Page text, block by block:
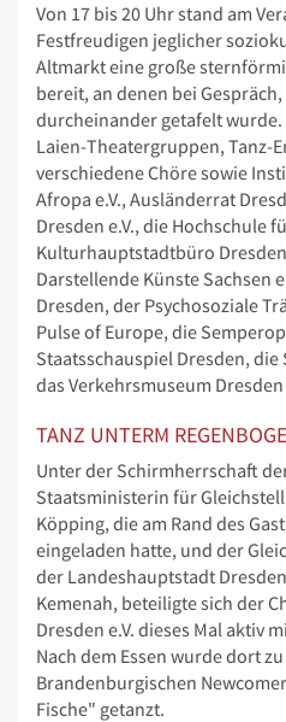
Von 17 bis 20 Uhr stand am
Festfreudigen jeglicher
Altmarkt eine große
bereit, an denen bei
durcheinander getafelt
Laien-Theatergruppen, Tanz-
verschiedene Chöre sowie
Afropa e.V., Ausländerrat
Dresden e.V., die Hochschule
Kulturhauptstadtbüro
Darstellende Künste Sachsen
Dresden, der Psychosoziale
Pulse of Europe, die
Staatsschauspiel Dresden,
das Verkehrsmuseum Dresden
TANZ UNTERM
Unter der Schirmherrschaft
Staatsministerin für
Köpping, die am Rand des
eingeladen hatte, und der
der Landeshauptstadt
Kemenah, beteiligte sich der
Dresden e.V. dieses Mal aktiv
Nach dem Essen wurde dort
Brandenburgischen
Fische" getanzt.